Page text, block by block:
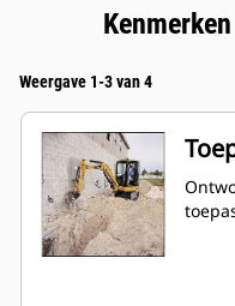
Weergave 1-3 van 4